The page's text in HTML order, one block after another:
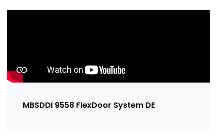
MBSDDI 9558 FlexDoor System DE